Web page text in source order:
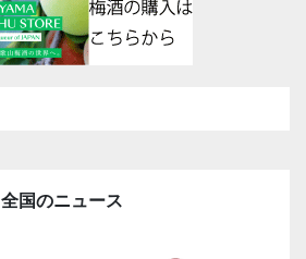
全国のニュース